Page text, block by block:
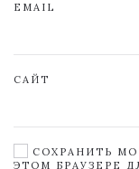
EMAIL
САЙТ
СОХРАНИТЬ
ЭТОМ БРАУЗЕРЕ